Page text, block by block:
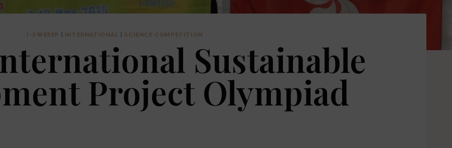
I-SWEEEP INTERNATIONAL SCIENCE COMPETITION
Sustainable
Project Olympiad